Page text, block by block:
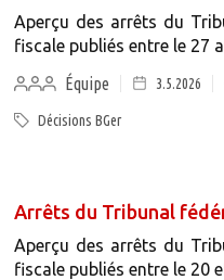
Aperçu des arrêts du
fiscale publiés entre le 27
Équipe
3.5.2026
Décisions BGer
Arrêts du Tribunal
Aperçu des arrêts du
fiscale publiés entre le 20